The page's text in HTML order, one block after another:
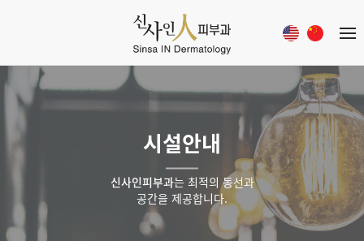
시설안내
신사인피부과는 최적의 동선과
공간을 제공합니다.